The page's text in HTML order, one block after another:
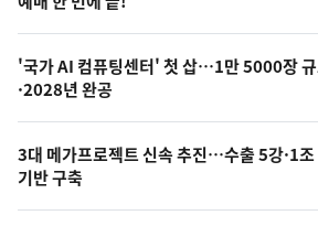
오
늘
의
사
진
'국가 AI 컴퓨팅센터' 첫 삽…1만 5000장
·2028년 완공
3대 메가프로젝트 신속 추진…수출 5강·1조
기반 구축